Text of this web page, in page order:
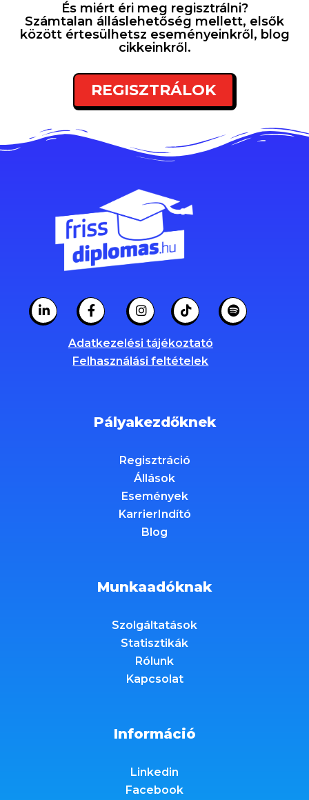
És miért éri meg regisztrálni?
Számtalan álláslehetőség mellett, elsők
között értesülhetsz eseményeinkről, blog
cikkeinkről.
REGISZTRÁLOK
Adatkezelési tájékoztató
Felhasználási feltételek
Pályakezdőknek
Regisztráció
Állások
Események
KarrierIndító
Blog
Munkaadóknak
Szolgáltatások
Statisztikák
Rólunk
Kapcsolat
Információ
Linkedin
Facebook